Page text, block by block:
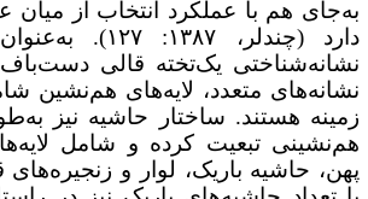
هم با عملکرد انتخاب از میان
دارد (چندلر، ۱۳۸۷:
یک‌تخته قالی دست‌باف
متعدد، لایه‌های هم‌نشین
هستند. ساختار حاشیه نیز
تبعیت کرده و شامل
حاشیه باریک، لوار و